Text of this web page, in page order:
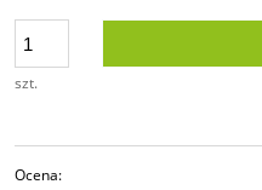
szt.
Ocena: